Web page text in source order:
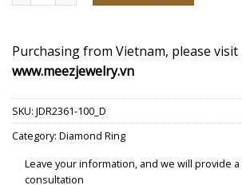
Purchasing from Vietnam, please visit
www.meezjewelry.vn
SKU: JDR2361-100_D
Category: Diamond Ring
Leave your information, and we will provide
consultation